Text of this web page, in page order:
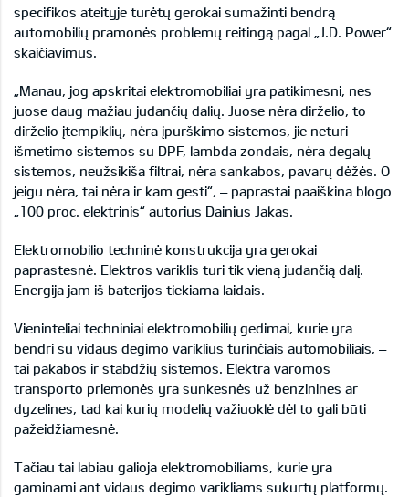
specifikos ateityje turėtų gerokai sumažinti bendrą
automobilių pramonės problemų reitingą pagal „J.D. Power“
skaičiavimus.
„Manau, jog apskritai elektromobiliai yra patikimesni, nes
juose daug mažiau judančių dalių. Juose nėra dirželio, to
dirželio įtempiklių, nėra įpurškimo sistemos, jie neturi
išmetimo sistemos su DPF, lambda zondais, nėra degalų
sistemos, neužsikiša filtrai, nėra sankabos, pavarų dėžės. O
jeigu nėra, tai nėra ir kam gesti“, – paprastai paaiškina blogo
„100 proc. elektrinis“ autorius Dainius Jakas.
Elektromobilio techninė konstrukcija yra gerokai
paprastesnė. Elektros variklis turi tik vieną judančią dalį.
Energija jam iš baterijos tiekiama laidais.
Vieninteliai techniniai elektromobilių gedimai, kurie yra
bendri su vidaus degimo variklius turinčiais automobiliais, –
tai pakabos ir stabdžių sistemos. Elektra varomos
transporto priemonės yra sunkesnės už benzinines ar
dyzelines, tad kai kurių modelių važiuoklė dėl to gali būti
pažeidžiamesnė.
Tačiau tai labiau galioja elektromobiliams, kurie yra
gaminami ant vidaus degimo varikliams sukurtų platformų.